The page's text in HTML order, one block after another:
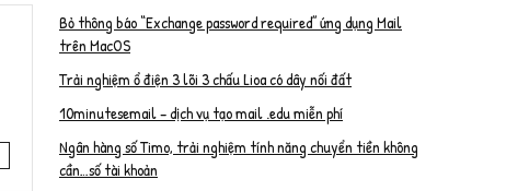
Bỏ thông báo “Exchange password required” ứng dụng Mail
trên MacOS
Trải nghiệm ổ điện 3 lõi 3 chấu Lioa có dây nối đất
10minutesemail – dịch vụ tạo mail .edu miễn phí
Ngân hàng số Timo, trải nghiệm tính năng chuyển tiền không
cần…số tài khoản